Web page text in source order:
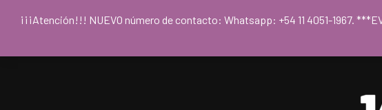
¡¡¡Atención!!! NUEVO número de contacto: Whatsapp: +54 11 4051-1967.